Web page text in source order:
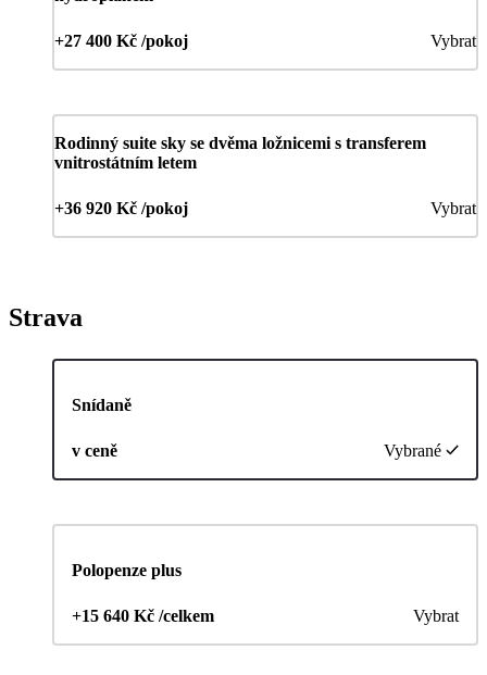
+27 400 Kč /pokoj Vybrat
Rodinný suite sky se dvěma ložnicemi s transferem
vnitrostátním letem
+36 920 Kč /pokoj Vybrat
Strava
Snídaně
v ceně Vybrané
Polopenze plus
+15 640 Kč /celkem Vybrat